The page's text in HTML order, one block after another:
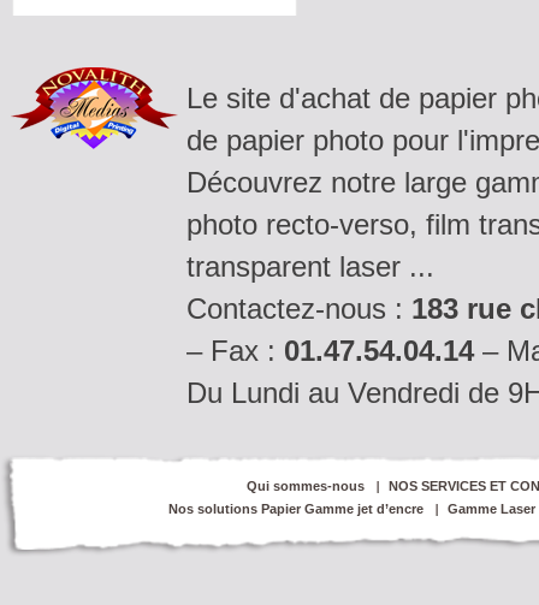
Le site d'achat de papier
de papier photo pour
Découvrez notre large
photo recto-verso, film
transparent laser ...
Contactez-nous : 183 rue
– Fax : 01.47.54.04.14–
Du Lundi au Vendredi de
Qui sommes-nous
NOS SERVICES ET
Nos solutions Papier Gamme jet d’encre
Gamme Laser